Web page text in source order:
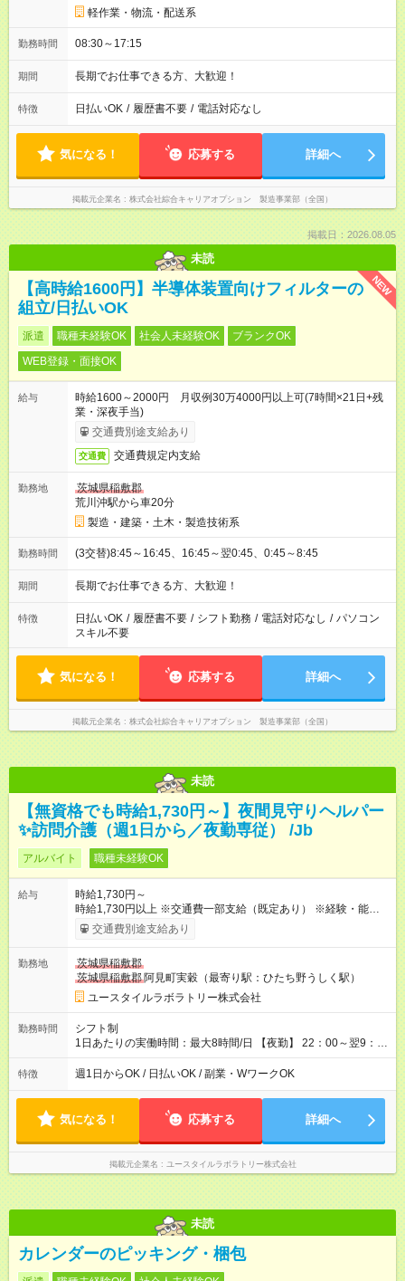
軽作業・物流・配送系
勤務時間 08:30～17:15
期間 長期でお仕事できる方、大歓迎！
特徴 日払いOK / 履歴書不要 / 電話対応なし
気になる！ 応募する 詳細へ
掲載元企業名 株式会社綜合キャリアオプション 製造事業部（全国）
掲載日：2026.08.05
未読
NEW
【高時給1600円】半導体装置向けフィルターの
組立/日払いOK
派遣 職種未経験OK 社会人未経験OK
ブランクOK
WEB登録・面接OK
給与
時給1600～2000円 月収例30万4000円以上可(7時間×21日+残
業・深夜手当)
交通費別途支給あり
交通費 交通費規定内支給
勤務地
茨城県稲敷郡
荒川沖駅から車20分
製造・建築・土木・製造技術系
勤務時間 (3交替)8:45～16:45、16:45～翌0:45、0:45～8:45
期間 長期でお仕事できる方、大歓迎！
特徴 日払いOK / 履歴書不要 / シフト勤務 / 電話対応なし / パソコン
スキル不要
気になる！ 応募する 詳細へ
掲載元企業名 株式会社綜合キャリアオプション 製造事業部（全国）
未読
【無資格でも時給1,730円～】夜間見守りヘルパー
✨訪問介護（週1日から／夜勤専従） /Jb
アルバイト 職種未経験OK
給与
時給1,730円～
時給1,730円以上 ※交通費一部支給（既定あり） ※経験・能力を
考慮して決定します 【収入例】 週1回勤務の場合：1,730円×8時
間×4回=5万5,360円 週3回勤務の場合：1,730円×8時間×12回
月 ※ 雇用形態と給与に、本採用時と異なる部分があります。 雇
用形態：本採用時と同じです。 給与：時給 1,510円以上
交通費別途支給あり
勤務地
茨城県稲敷郡
茨城県稲敷郡 阿見町実穀（最寄り駅：ひたち野うしく駅）
ユースタイルラボラトリー株式会社
勤務時間
シフト制
1日あたりの実働時間：最大8時間/日 【夜勤】 22：00～翌9：
00 ※週1日～OK ／ 夜勤専従 ＊＊ 勤務時間例 ＊＊ ■22時か
ら翌7時 ■23時から翌8時 ■24時から翌9時 など ※上記の時間
ます。 ※曜日固定（毎週同じ曜日での勤務となります）
特徴 週1日からOK / 日払いOK / 副業・WワークOK
気になる！ 応募する 詳細へ
掲載元企業名 ユースタイルラボラトリー株式会社
未読
カレンダーのピッキング・梱包